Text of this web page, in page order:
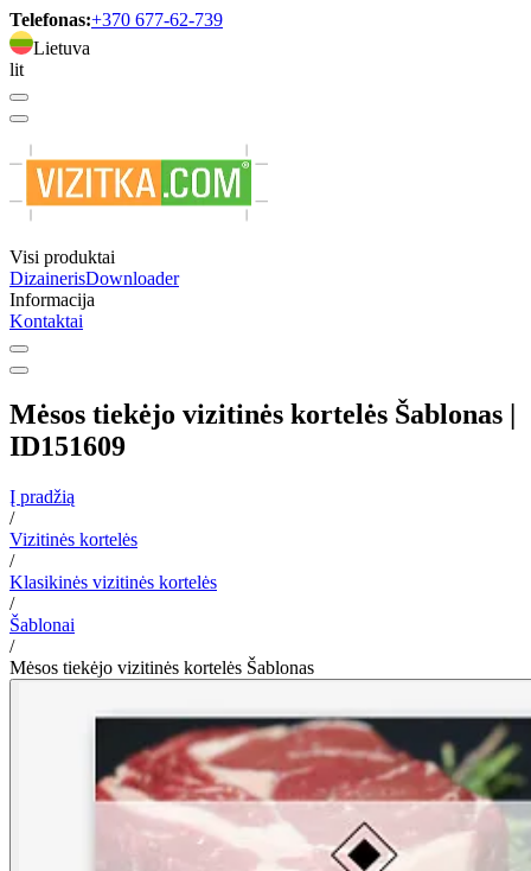
Telefonas:+370 677-62-739
Lietuva
lit
Visi produktai
DizainerisDownloader
Informacija
Kontaktai
Mėsos tiekėjo vizitinės kortelės Šablonas |
ID151609
Į pradžią
/
Vizitinės kortelės
/
Klasikinės vizitinės kortelės
/
Šablonai
/
Mėsos tiekėjo vizitinės kortelės Šablonas